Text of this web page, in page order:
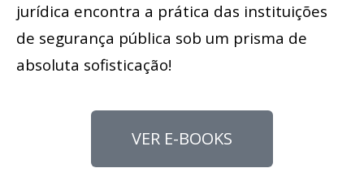
jurídica encontra a prática das instituições
de segurança pública sob um prisma de
absoluta sofisticação!
VER E-BOOKS